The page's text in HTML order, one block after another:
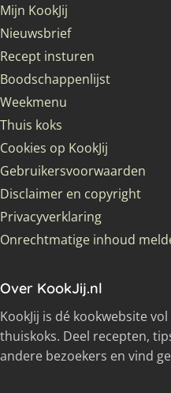
Mijn KookJij
Nieuwsbrief
Recept insturen
Boodschappenlijst
Weekmenu
Thuis koks
Cookies op KookJij
Gebruikersvoorwaarden
Disclaimer en copyright
Privacyverklaring
Onrechtmatige inhoud
Over KookJij.nl
KookJij is dé kookwebsite
thuiskoks. Deel recepten,
andere bezoekers en vind